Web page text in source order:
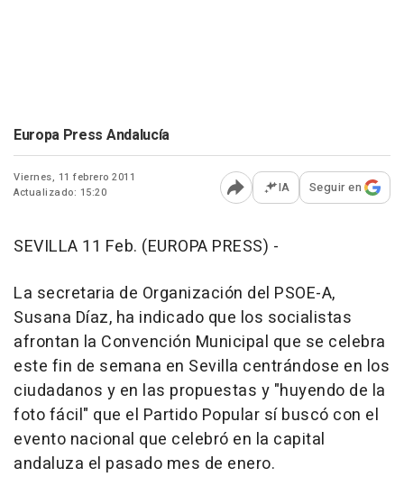
Europa Press Andalucía
Viernes, 11 febrero 2011
Actualizado: 15:20
Abrir opciones para
IA Seguir en
SEVILLA 11 Feb. (EUROPA PRESS) -
La secretaria de Organización del PSOE-A,
Susana Díaz, ha indicado que los socialistas
afrontan la Convención Municipal que se celebra
este fin de semana en Sevilla centrándose en los
ciudadanos y en las propuestas y "huyendo de la
foto fácil" que el Partido Popular sí buscó con el
evento nacional que celebró en la capital
andaluza el pasado mes de enero.